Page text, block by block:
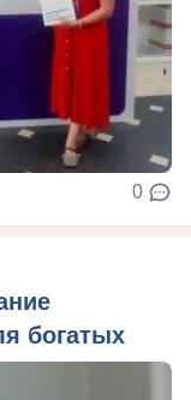
0
богатых